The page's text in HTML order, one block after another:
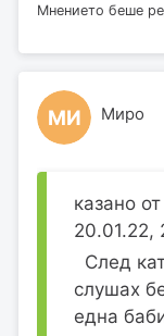
Мнението беше
МИ Миро
казано
20.01.22,
След
слушах
една